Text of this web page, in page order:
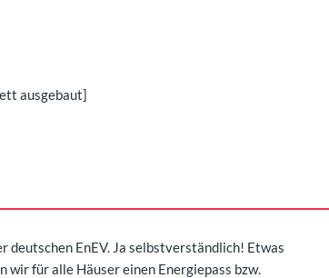
ausgebaut]
EnEV. Ja selbstverständlich! Etwas
wir für alle Häuser einen Energiepass bzw.